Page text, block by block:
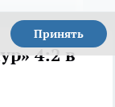
Принять
4:2 в